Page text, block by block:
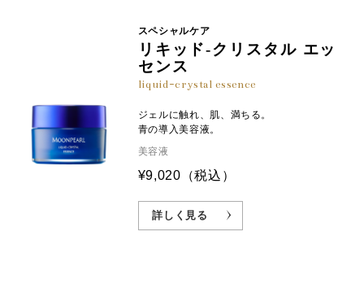
スペシャルケア
リキッド-クリスタル エッ
センス
liquid-crystal essence
ジェルに触れ、肌、満ちる。
青の導入美容液。
美容液
¥9,020 （税込）
詳しく見る